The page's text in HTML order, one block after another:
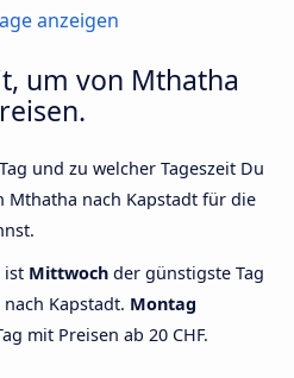
anzeigen
um von Mthatha
und zu welcher Tageszeit Du
Mthatha nach Kapstadt für die
ist Mittwoch der günstigste Tag
Kapstadt. Montag
mit Preisen ab 20 CHF.